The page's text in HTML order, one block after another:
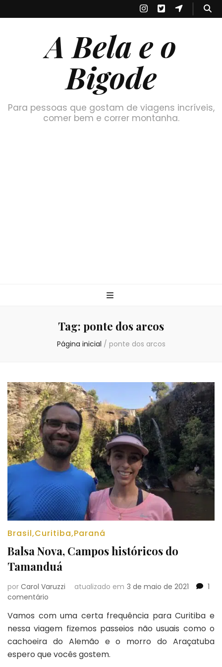
A Bela e o
Bigode
Para pessoas que gostam de viagens incríveis,
comer bem e correr montanha.
Tag: ponte dos arcos
Página inicial / ponte dos arcos
Brasil,Curitiba,Paraná
Balsa Nova, Campos históricos do
Tamanduá
por Carol Varuzzi atualizado em 3 de maio de 2021
1
comentário
Nova,
Campos
históricos
Tamanduá
Vamos com uma certa frequência para Curitiba e
nessa viagem fizemos passeios não usuais como o
cachoeira do Alemão e o morro do Araçatuba
espero que vocês gostem.